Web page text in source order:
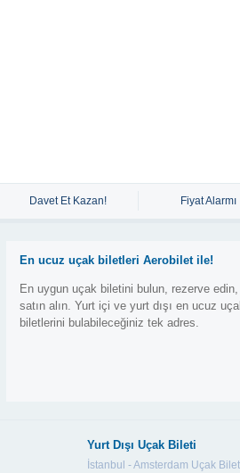
Davet Et Kazan! Fiyat Alarmı
En ucuz uçak biletleri Aerobilet ile!
En uygun uçak biletini bulun, rezerve edin,
satın alın. Yurt içi ve yurt dışı en ucuz
biletlerini bulabileceğiniz tek adres.
Yurt Dışı Uçak Bileti
İstanbul - Amsterdam Uçak